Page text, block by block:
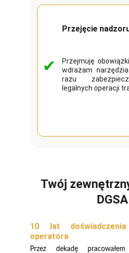
Przejęcie
Przejmuję
wdrażam
razu
legalnych operacji
✔
Twój
DGSA
10 lat
operatora
Przez dekadę